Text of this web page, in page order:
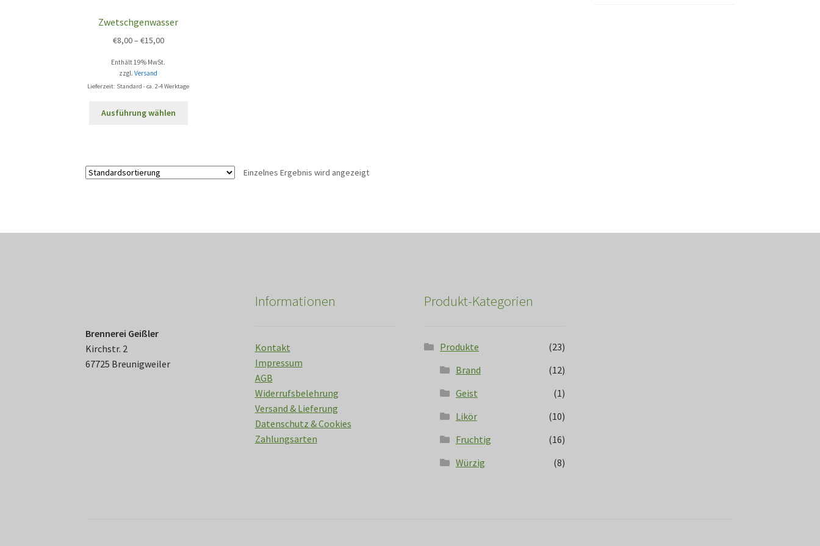
Zwetschgenwasser
€8,00– €15,00
Enthält 19% MwSt.
zzgl.Versand
Lieferzeit: Standard - ca. 2-4 Werktage
Ausführung wählen
Einzelnes Ergebnis wird angezeigt
Brennerei Geißler
Kirchstr. 2
67725 Breunigweiler
Informationen
Kontakt
Impressum
AGB
Widerrufsbelehrung
Versand & Lieferung
Datenschutz & Cookies
Zahlungsarten
Produkt-Kategorien
Produkte
(23)
Brand
(12)
Geist
(1)
Likör
(10)
Fruchtig
(16)
Würzig
(8)